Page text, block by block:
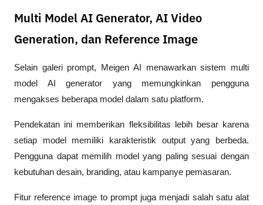
Multi Model AI Generator, AI Video
Generation, dan Reference Image
Selain galeri prompt, Meigen AI menawarkan sistem multi
model AI generator yang memungkinkan pengguna
mengakses beberapa model dalam satu platform.
Pendekatan ini memberikan fleksibilitas lebih besar karena
setiap model memiliki karakteristik output yang berbeda.
Pengguna dapat memilih model yang paling sesuai dengan
kebutuhan desain, branding, atau kampanye pemasaran.
Fitur reference image to prompt juga menjadi salah satu alat